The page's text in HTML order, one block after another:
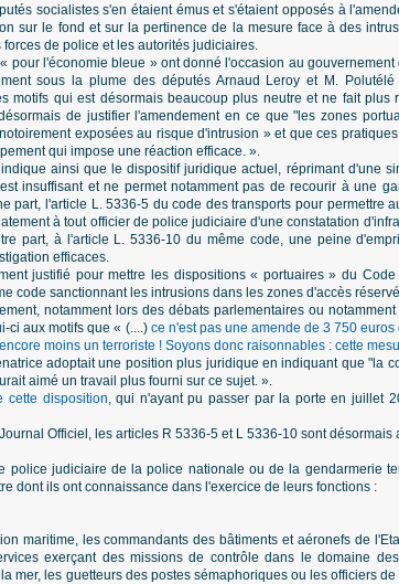
socialistes s'en étaient émus et s'étaient opposés à
sur le fond et sur la pertinence de la mesure face à des
de police et les autorités judiciaires.
pour l'économie bleue » ont donné l'occasion au
sous la plume des députés Arnaud Leroy et M.
motifs qui est désormais beaucoup plus neutre et ne fait plus
de justifier l'amendement en ce que "les zones
exposées au risque d'intrusion » et que ces
qui impose une réaction efficace. ».
ainsi que le dispositif juridique actuel, réprimant d'une
insuffisant et ne permet notamment pas de recourir à une
part, l'article L. 5336‑5 du code des transports pour permettre
à tout officier de police judiciaire d'une constatation
part, à l'article L. 5336‑10 du même code, une peine
efficaces.
justifié pour mettre les dispositions « portuaires » du
code sanctionnant les intrusions dans les zones d'accès
notamment lors des débats parlementaires ou
ci aux motifs que « (....) ce n'est pas une amende de 3 750
moins un terroriste ! Soyons donc raisonnables : cette
adoptait une position plus juridique en indiquant que "la
aimé un travail plus fourni sur ce sujet. ».
cette disposition, qui n'ayant pu passer par la porte en juillet
Officiel, les articles R 5336-5 et L 5336-10 sont désormais
police judiciaire de la police nationale ou de la gendarmerie
dont ils ont connaissance dans l'exercice de leurs fonctions :
maritime, les commandants des bâtiments et aéronefs de
exerçant des missions de contrôle dans le domaine
mer, les guetteurs des postes sémaphoriques ou les officiers